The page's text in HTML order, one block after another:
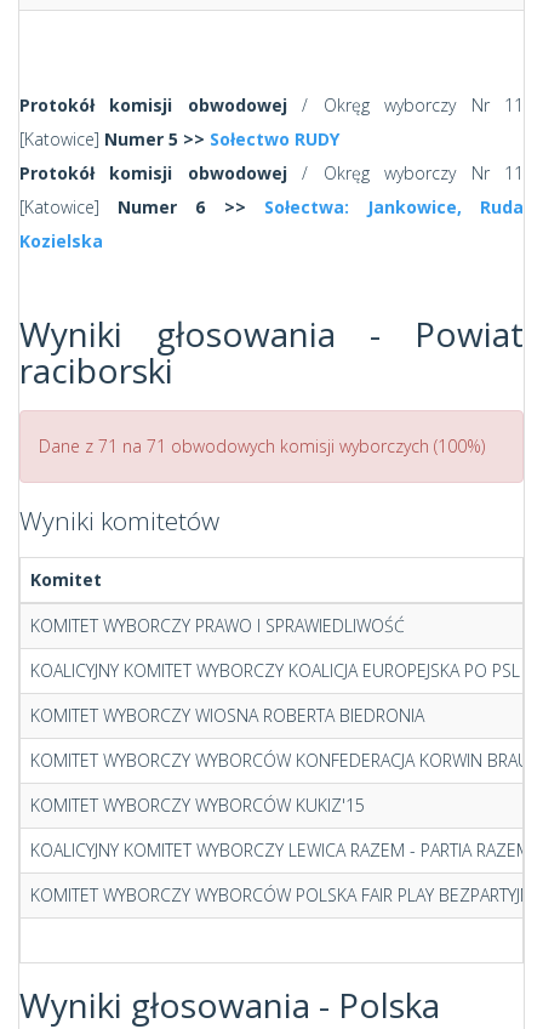
Protokół komisji obwodowej/ Okręg wyborczy Nr 11
[Katowice] Numer 5 >> Sołectwo RUDY
Protokół komisji obwodowej/ Okręg wyborczy Nr 11
[Katowice] Numer 6 >> Sołectwa: Jankowice, Ruda
Kozielska
Wyniki głosowania - Powiat
raciborski
Dane z 71 na 71 obwodowych komisji wyborczych (100%)
Wyniki komitetów
Komitet
KOMITET WYBORCZY PRAWO I SPRAWIEDLIWOŚĆ
KOALICYJNY KOMITET WYBORCZY KOALICJA EUROPEJSKA PO PSL
KOMITET WYBORCZY WIOSNA ROBERTA BIEDRONIA
KOMITET WYBORCZY WYBORCÓW KONFEDERACJA KORWIN
KOMITET WYBORCZY WYBORCÓW KUKIZ'15
KOALICYJNY KOMITET WYBORCZY LEWICA RAZEM - PARTIA RAZEM,
KOMITET WYBORCZY WYBORCÓW POLSKA FAIR PLAY
Wyniki głosowania - Polska